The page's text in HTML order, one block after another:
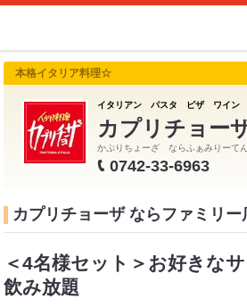
本格イタリア料理☆
イタリアン パスタ ピザ ワイ
カプリチョー
かぷりちょーざ ならふぁみりーてん
0742-33-6963
カプリチョーザ ならファミリ
＜4名様セット＞お好きな
飲み放題